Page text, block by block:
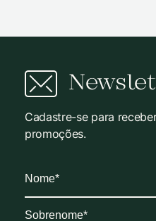
Cadastre-se para
promoções.